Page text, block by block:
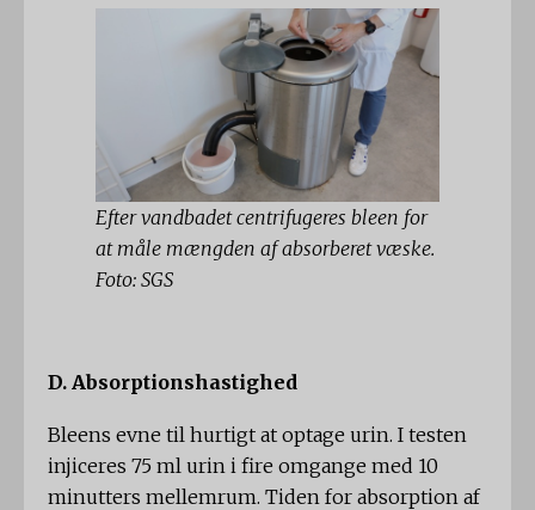
Efter vandbadet centrifugeres bleen for
at måle mængden af ​​absorberet væske.
Foto: SGS
D. Absorptionshastighed
Bleens evne til hurtigt at optage urin. I testen
injiceres 75 ml urin i fire omgange med 10
minutters mellemrum. Tiden for absorption af